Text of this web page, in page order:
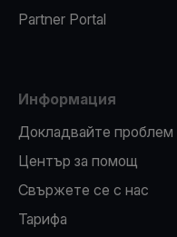
Partner Portal
Информация
Докладвайте проблем
Център за помощ
Свържете се с нас
Тарифа